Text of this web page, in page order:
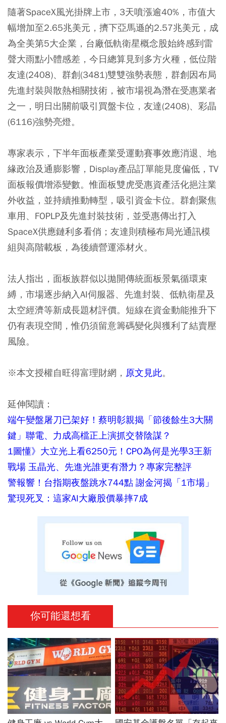
隨著SpaceX風光掛牌上市，3天噴漲逾40%，市值大
幅增加至2.65兆美元，擠下亞馬遜的2.57兆美元，成
為全美第5大企業，台廠低軌衛星概念股始終感到雷
聲大雨點小體感差，今日總算見到多方火種，低位階
友達(2408)、群創(3481)雙雙強勢表態，群創因布局
先進封裝與散熱相關技術，被市場視為潛在受惠業者
之一，明日出關前吸引買盤卡位，友達(2408)、彩晶
(6116)強勢亮燈。
專家表示，下半年面板產業受運動賽事效應消退、地
緣政治及通膨影響，Display產品訂單能見度偏低，TV
面板報價增添變數。惟面板雙虎受惠資產活化挹注業
外收益，並持續推動轉型，吸引資金卡位。群創聚焦
車用、FOPLP及先進封裝技術，並受惠傳出打入
SpaceX供應鏈利多看俏；友達則積極布局光通訊模
組與高階載板，為後續營運添材火。
法人指出，面板族群似以拋開傳統面板景氣循環束
縛，市場逐步納入AI伺服器、先進封裝、低軌衛星及
太空經濟等新成長題材評價。短線在資金動能推升下
仍有表現空間，惟仍須留意籌碼變化與獲利了結賣壓
風險。
※本文授權自旺得富理財網， 原文見此。
延伸閱讀：
端午變盤屠刀已架好！蔡明彰親揭「節後餘生3大關
鍵」聯電、力成高檔正上演抓交替陰謀？
1圖懂》大立光上看6250元！CPO為何是光學3王新
戰場 玉晶光、先進光誰更有潛力？專家完整評
警報響！台指期夜盤跳水744點 謝金河揭「1市場」
驚現死叉：這家AI大廠股價暴摔7成
你可能還想看